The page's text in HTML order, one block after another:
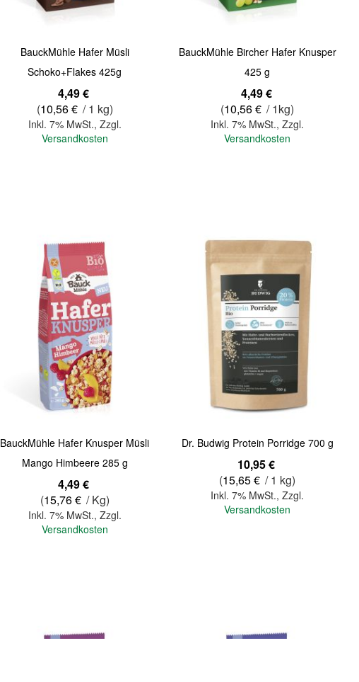
BauckMühle Hafer Müsli
Schoko+Flakes 425g
4,49 €
(10,56 € / 1 kg)
Inkl. 7% MwSt., Zzgl.
Versandkosten
Quickview
BauckMühle Bircher Hafer Knusper
425 g
4,49 €
(10,56 € / 1kg)
Inkl. 7% MwSt.,Zzgl.
Versandkosten
BauckMühle Hafer Knusper Müsli
Mango Himbeere 285 g
4,49 €
(15,76 € / Kg)
Inkl. 7% MwSt., Zzgl.
Versandkosten
Dr. Budwig Protein Porridge 700 g
10,95 €
(15,65 € / 1 kg)
Inkl. 7% MwSt.,Zzgl.
Versandkosten